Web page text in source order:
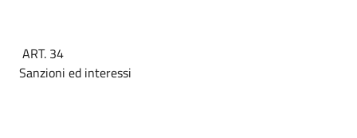
ART. 34
Sanzioni ed interessi